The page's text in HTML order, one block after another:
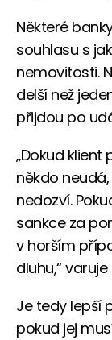
Některé
souhlasu s
nemovitosti.
delší než
přijdou po
„Dokud
někdo
nedozví.
sankce za
v horším
dluhu,“ varuje
Je tedy lepší
pokud jej